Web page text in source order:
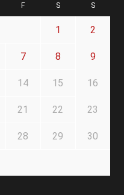
F S S
1 2
7 8 9
14 15 16
21 22 23
28 29 30